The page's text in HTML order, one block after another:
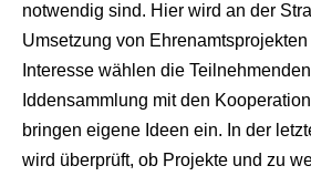
notwendig sind. Hier wird an der
Umsetzung von
Interesse wählen die
Iddensammlung mit den
bringen eigene Ideen ein. In der
wird überprüft, ob Projekte und zu